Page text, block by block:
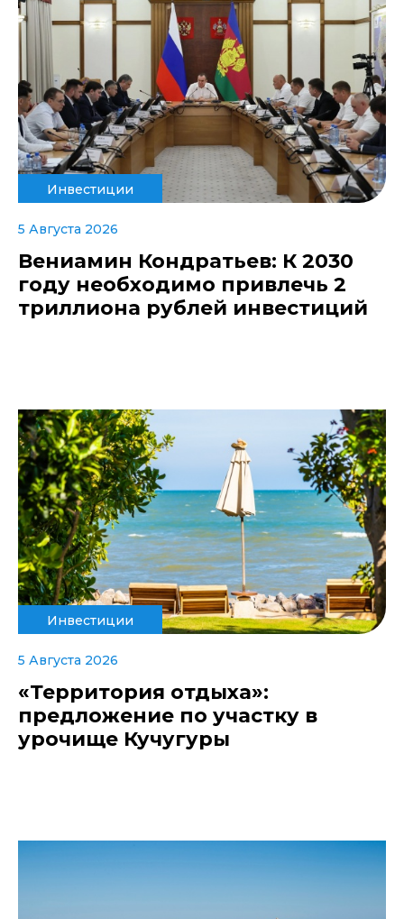
Инвестиции
5 Августа 2026
Вениамин Кондратьев: К 2030
году необходимо привлечь 2
триллиона рублей инвестиций
Инвестиции
5 Августа 2026
«Территория отдыха»:
предложение по участку в
урочище Кучугуры